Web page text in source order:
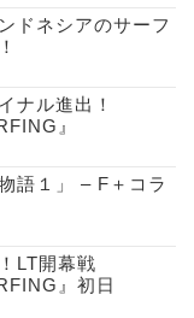
ドネシアのサーフ
ナル進出！
』
語１」 – F＋コラ
LT開幕戦
』初日